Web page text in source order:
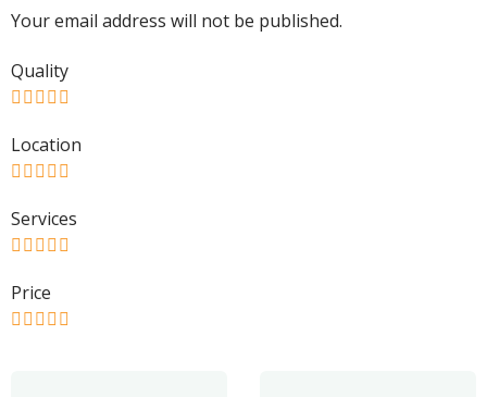
Your email address will not be published.
Quality
Location
Services
Price